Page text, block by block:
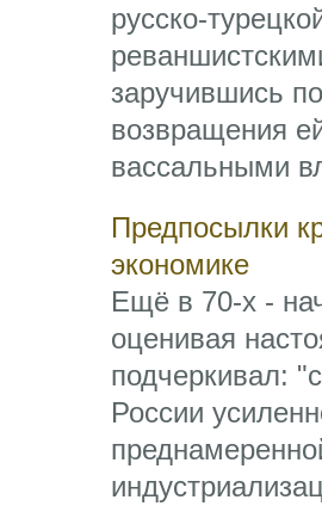
русско-
заручившись
возвращения
вассальными
Предпосылки
экономике
Ещё в 70-х -
оценивая
подчеркивал:
России